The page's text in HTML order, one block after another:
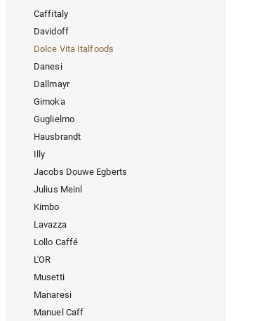
Caffitaly
Davidoff
Dolce Vita Italfoods
Danesi
Dallmayr
Gimoka
Guglielmo
Hausbrandt
Illy
Jacobs Douwe Egberts
Julius Meinl
Kimbo
Lavazza
Lollo Caffé
L'OR
Musetti
Manaresi
Manuel Caff